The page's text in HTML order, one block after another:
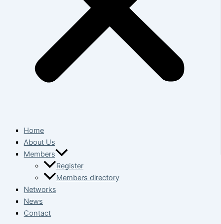
Home
About Us
Members
Register
Members directory
Networks
News
Contact